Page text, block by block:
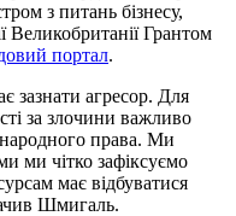
з питань бізнесу,
Великобританії Грантом
портал.
зазнати агресор. Для
за злочини важливо
права. Ми
ми чітко зафіксуємо
має відбуватися
Шмигаль.